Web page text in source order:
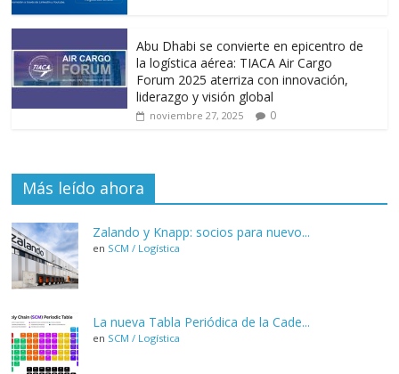
Abu Dhabi se convierte en epicentro de
la logística aérea: TIACA Air Cargo
Forum 2025 aterriza con innovación,
liderazgo y visión global
noviembre 27, 2025 0
Más leído ahora
Zalando y Knapp: socios para nuevo...
en SCM / Logística
La nueva Tabla Periódica de la Cade...
en SCM / Logística